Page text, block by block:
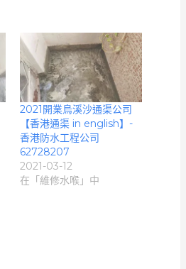
2021開業烏溪沙通渠公司
【香港通渠 in english】-
香港防水工程公司
62728207
2021-03-12
在「維修水喉」中